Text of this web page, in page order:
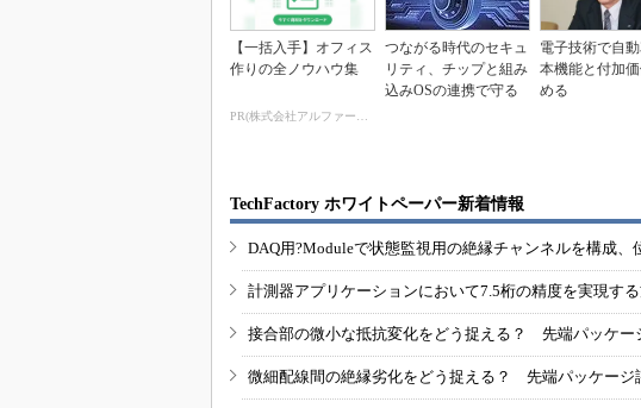
【一括入手】オフィス
作りの全ノウハウ集
PR(株式会社アルファーテクノ)
つながる時代のセキュ
リティ、チップと組み
込みOSの連携で守る
電子技術で自
本機能と付加
める
TechFactory ホワイトペーパー新着情報
DAQ用?Moduleで状態監視用の絶縁チャンネルを構成、
計測器アプリケーションにおいて7.5桁の精度を実現す
接合部の微小な抵抗変化をどう捉える？ 先端パッケー
微細配線間の絶縁劣化をどう捉える？ 先端パッケージ